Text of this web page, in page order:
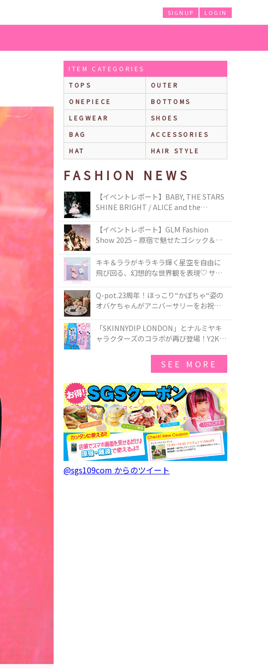
LOGIN
SIGNUP
ITEM CATEGORIES
TOPS
OUTER
ONEPIECE
BOTTOMS
LEGWEAR
SHOES
BAG
ACCESSORIES
HAT
HAIR STYLE
FASHION NEWS
【イベントレポート】BABY, THE STARS
SHINE BRIGHT / ALICE and the
TOKYO
【イベントレポート】GLM Fashion
Show 2025 – 原宿で魅せたゴシック＆ロ
キキ＆ララがキラキラ輝く星空を自由に
飛び回る、幻想的な世界観を表現♡ サマ
50周年アニバーサリーイヤー』を記念し
たコレクションが登場
Q-pot.23周年！ほっこり“かぼちゃ“姿の
オバケちゃんがアニバーサリーをお祝い
ー」が新発売！Q-pot CAFE.では「かぼち
ゃのオバケーキプレート」も登場
「SKINNYDIP LONDON」とナルミヤキ
ャラクターズのコラボが再び登場！Y2Kム
SEE MORE
@sgs109com からのツイート